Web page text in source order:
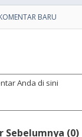
BARU
Sebelumnya (0)